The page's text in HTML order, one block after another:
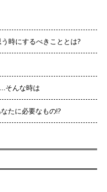
時にするべきこととは?
そんな時は
たに必要なもの!?